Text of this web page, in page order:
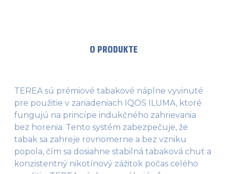
O PRODUKTE
TEREA sú prémiové tabakové náplne vyvinuté
pre použitie v zariadeniach IQOS ILUMA, ktoré
fungujú na princípe indukčného zahrievania
bez horenia. Tento systém zabezpečuje, že
tabak sa zahreje rovnomerne a bez vzniku
popola, čím sa dosiahne stabilná tabaková chuť a
konzistentný nikotínový zážitok počas celého